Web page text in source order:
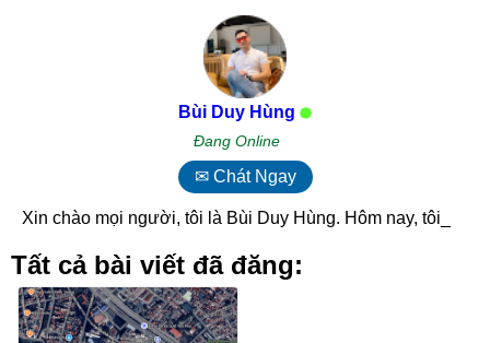
Bùi Duy Hùng
Đang Online
✉ Chát Ngay
Xin chào mọi người, tôi là Bùi Duy Hùng. Hôm nay, tôi _
Tất cả bài viết đã đăng: